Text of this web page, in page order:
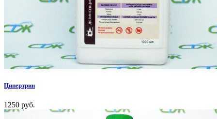
Ципертрин
1250 руб.